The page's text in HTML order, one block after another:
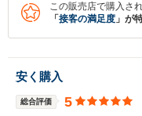
この販売店で購入さ
「 接客の満足度 」が
安く購入
総合評価 5